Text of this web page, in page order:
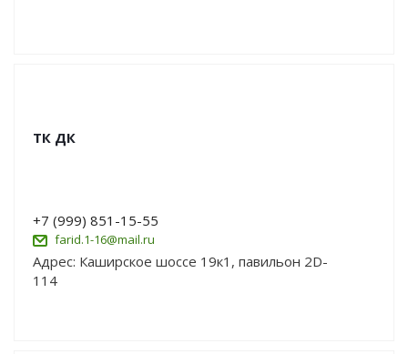
ТК ДК
+7 (999) 851-15-55
farid.1-16@mail.ru
Адрес: Каширское шоссе 19к1, павильон 2D-
114